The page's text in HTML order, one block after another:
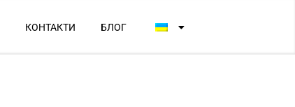
КОНТАКТИ БЛОГ